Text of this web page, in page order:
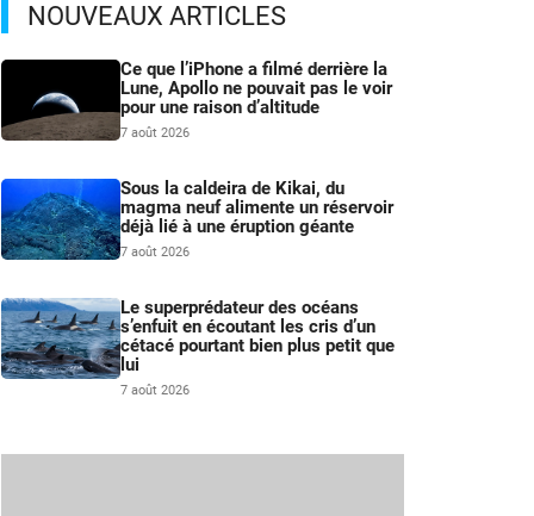
NOUVEAUX ARTICLES
Ce que l’iPhone a filmé derrière la
Lune, Apollo ne pouvait pas le voir
pour une raison d’altitude
7 août 2026
Sous la caldeira de Kikai, du
magma neuf alimente un réservoir
déjà lié à une éruption géante
7 août 2026
Le superprédateur des océans
s’enfuit en écoutant les cris d’un
cétacé pourtant bien plus petit que
lui
7 août 2026